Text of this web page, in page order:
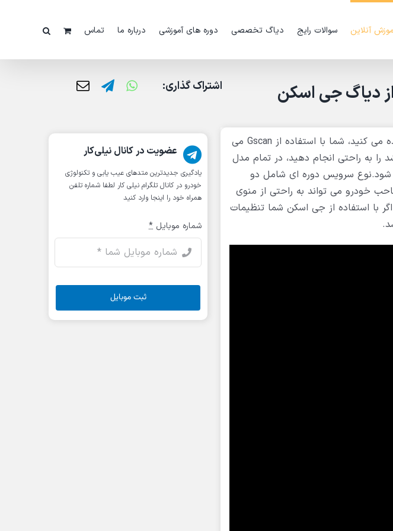
آنلاین سوالات رایج دیاگ تخصصی دوره های آموزشی درباره ما تماس
اشتراک گذاری:
در این ویدئو ریست سرویس دوره ای خودروی هیوندایی i20 را با دیاگ جی اسکن مشاهده می کنید، شما با استفاده از Gscan می
به راحتی انجام دهید، در تمام مدل
سرویس دوره ای شامل دو
خودرو می تواند به راحتی از منوی
با استفاده از جی اسکن شما تنظیمات
عضویت در کانال نیلی‌کار
یادگیری جدیدترین متد‌های عیب یابی‌ و تکنولوژی
خودرو در کانال تلگرام نیلی کار لطفا شماره تلفن
همراه خود را اینجا وارد کنید
شماره موبایل *
ثبت موبایل